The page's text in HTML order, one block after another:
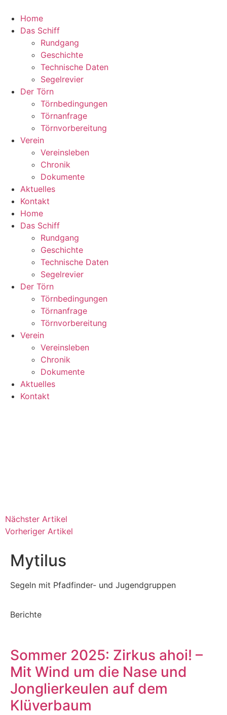
Home
Das Schiff
Rundgang
Geschichte
Technische Daten
Segelrevier
Der Törn
Törnbedingungen
Törnanfrage
Törnvorbereitung
Verein
Vereinsleben
Chronik
Dokumente
Aktuelles
Kontakt
Home
Das Schiff
Rundgang
Geschichte
Technische Daten
Segelrevier
Der Törn
Törnbedingungen
Törnanfrage
Törnvorbereitung
Verein
Vereinsleben
Chronik
Dokumente
Aktuelles
Kontakt
Nächster Artikel
Vorheriger Artikel
Mytilus
Segeln mit Pfadfinder- und Jugendgruppen
Berichte
Sommer 2025: Zirkus ahoi! –
Mit Wind um die Nase und
Jonglierkeulen auf dem
Klüverbaum